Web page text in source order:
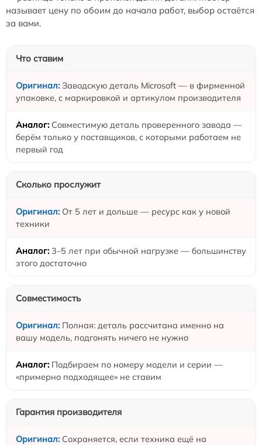
называет цену по обоим до начала работ, выбор остаётся
за вами.
Что ставим
Заводскую деталь Microsoft — в фирменной
упаковке, с маркировкой и артикулом производителя
Совместимую деталь проверенного завода —
берём только у поставщиков, с которыми работаем не
первый год
Сколько прослужит
От 5 лет и дольше — ресурс как у новой
техники
3–5 лет при обычной нагрузке — большинству
этого достаточно
Совместимость
Полная: деталь рассчитана именно на
вашу модель, подгонять ничего не нужно
Подбираем по номеру модели и серии —
«примерно подходящее» не ставим
Гарантия производителя
Сохраняется, если техника ещё на